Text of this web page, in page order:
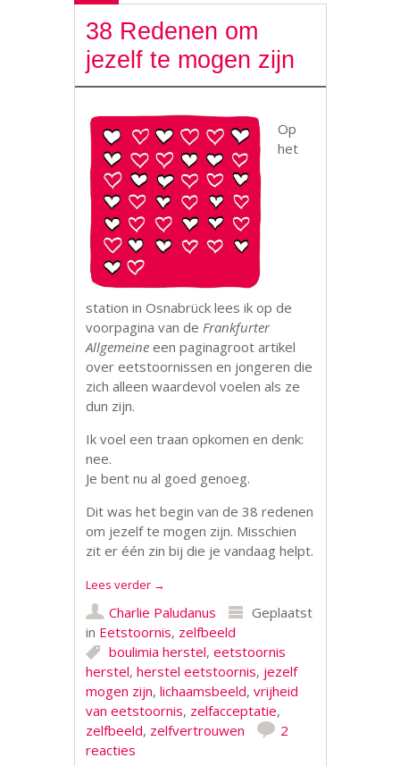
38 Redenen om
jezelf te mogen zijn
Op
het
station in Osnabrück lees ik op de
voorpagina van deFrankfurter
Allgemeine een paginagroot artikel
over eetstoornissen en jongeren die
zich alleen waardevol voelen als ze
dun zijn.
Ik voel een traan opkomen en denk:
nee.
Je bent nu al goed genoeg.
Dit was het begin van de 38 redenen
om jezelf te mogen zijn. Misschien
zit er één zin bij die je vandaag helpt.
Lees verder →
Charlie Paludanus
Geplaatst
in Eetstoornis, zelfbeeld
boulimia herstel,eetstoornis
herstel,herstel eetstoornis, jezelf
mogen zijn,lichaamsbeeld,vrijheid
van eetstoornis, zelfacceptatie,
zelfbeeld, zelfvertrouwen
2
reacties